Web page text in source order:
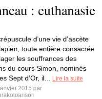
: euthanasie
d’une vie d’ascète
toute entière consacrée
les souffrances des
du cours Simon, nominés
Sept d’Or, il...
Lire la suite
2015 par